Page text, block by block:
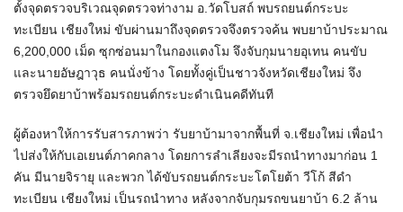
ตั้งจุดตรวจบริเวณจุดตรวจท่างาม อ.วัดโบสถ์ พบรถยนต์กระบะ
ทะเบียน เชียงใหม่ ขับผ่านมาถึงจุดตรวจจึงตรวจค้น พบยาบ้าประมาณ
6,200,000 เม็ด ซุกซ่อนมาในกองแตงโม จึงจับกุมนายอุเทน คนขับ
และนายอัษฎาวุธ คนนั่งข้าง โดยทั้งคู่เป็นชาวจังหวัดเชียงใหม่ จึง
ตรวจยึดยาบ้าพร้อมรถยนต์กระบะดำเนินคดีทันที
ผู้ต้องหาให้การรับสารภาพว่า รับยาบ้ามาจากพื้นที่ จ.เชียงใหม่ เพื่อนำ
ไปส่งให้กับเอเยนต์ภาคกลาง โดยการลำเลียงจะมีรถนำทางมาก่อน 1
คัน มีนายจิรายุ และพวก ได้ขับรถยนต์กระบะโตโยต้า วีโก้ สีดำ
ทะเบียน เชียงใหม่ เป็นรถนำทาง หลังจากจับกุมรถขนยาบ้า 6.2 ล้าน